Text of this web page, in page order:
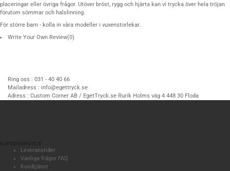
placeringar eller övriga frågor. Utöver bröst, rygg och hjärta kan vi trycka över hela tröjan
förutom sömmar och halslinning.
För större barn - kolla in våra modeller i vuxenstorlekar.
Write Your Own Review(0)
Ring oss : 031 - 40 40 66
Mailadress : info@egettryck.se
Adress : Custom Corner AB / EgetTryck.se Rurik Holms väg 4 448 30 Floda
Leveranstider
Vanliga frågor FAQ
Kundtjänst